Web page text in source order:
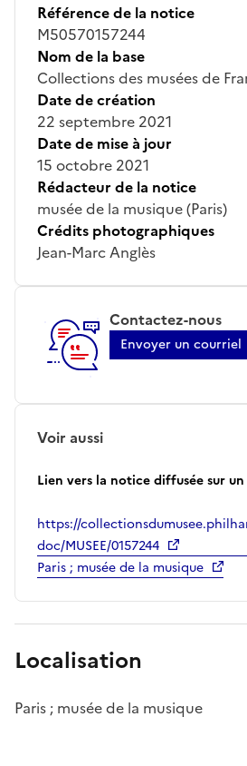
Référence de la notice
M50570157244
Nom de la base
Collections des musées de
Date de création
22 septembre 2021
Date de mise à jour
15 octobre 2021
Rédacteur de la notice
musée de la musique (Paris)
Crédits photographiques
Jean-Marc Anglès
Contactez-nous
Envoyer un courriel
Voir aussi
Lien vers la notice diffusée sur
https://
doc/MUSEE/0157244
Paris ; musée de la musique
Localisation
Paris ; musée de la musique